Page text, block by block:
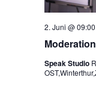
2. Juni @ 09:00
Speak Studio